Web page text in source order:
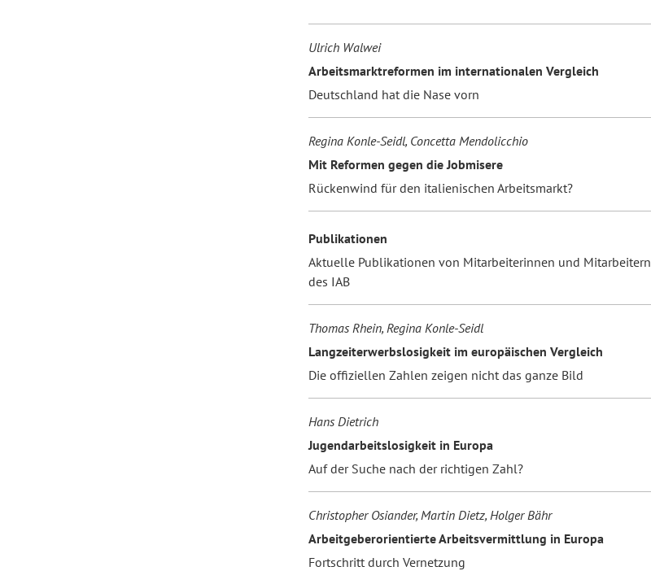
Ulrich Walwei
Arbeitsmarktreformen im internationalen Vergleich
Deutschland hat die Nase vorn
Regina Konle-Seidl, Concetta Mendolicchio
Mit Reformen gegen die Jobmisere
Rückenwind für den italienischen Arbeitsmarkt?
Publikationen
Aktuelle Publikationen von Mitarbeiterinnen und Mitarbeitern
des IAB
Thomas Rhein, Regina Konle-Seidl
Langzeiterwerbslosigkeit im europäischen Vergleich
Die offiziellen Zahlen zeigen nicht das ganze Bild
Hans Dietrich
Jugendarbeitslosigkeit in Europa
Auf der Suche nach der richtigen Zahl?
Christopher Osiander, Martin Dietz, Holger Bähr
Arbeitgeberorientierte Arbeitsvermittlung in Europa
Fortschritt durch Vernetzung